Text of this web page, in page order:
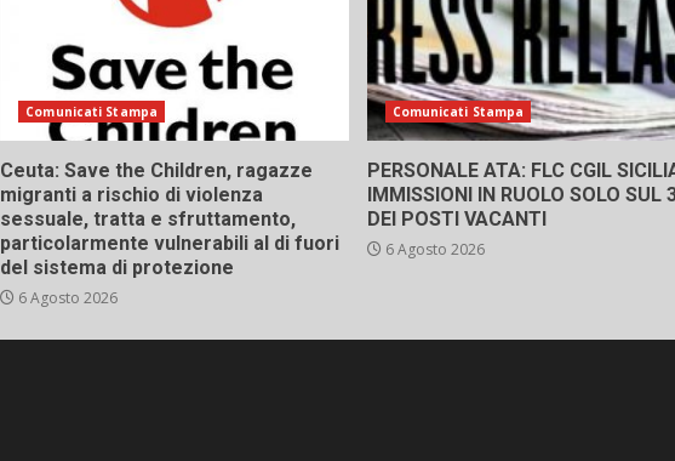
Comunicati Stampa
Ceuta: Save the Children, ragazze
migranti a rischio di violenza
sessuale, tratta e sfruttamento,
particolarmente vulnerabili al di fuori
del sistema di protezione
6 Agosto 2026
Comunicati Stampa
PERSONALE ATA: FLC CGIL
IMMISSIONI IN RUOLO SOLO SUL
DEI POSTI VACANTI
6 Agosto 2026